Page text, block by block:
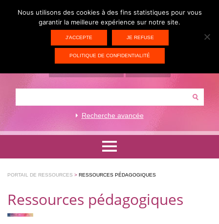
Recherche avancée
Ressources pédagogiques
PORTAIL DE RESSOURCES > RESSOURCES PÉDAGOGIQUES
Ressources pédagogiques
Nous utilisons des cookies à des fins statistiques pour vous
garantir la meilleure expérience sur notre site.
J'ACCEPTE JE REFUSE
POLITIQUE DE CONFIDENTIALITÉ